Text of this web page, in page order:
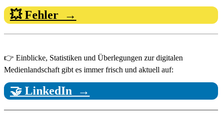
💥 Fehler →
👉 Einblicke, Statistiken und Überlegungen zur digitalen
Medienlandschaft gibt es immer frisch und aktuell auf:
🤝 LinkedIn →